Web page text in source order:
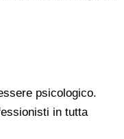
psicologico.
in tutta